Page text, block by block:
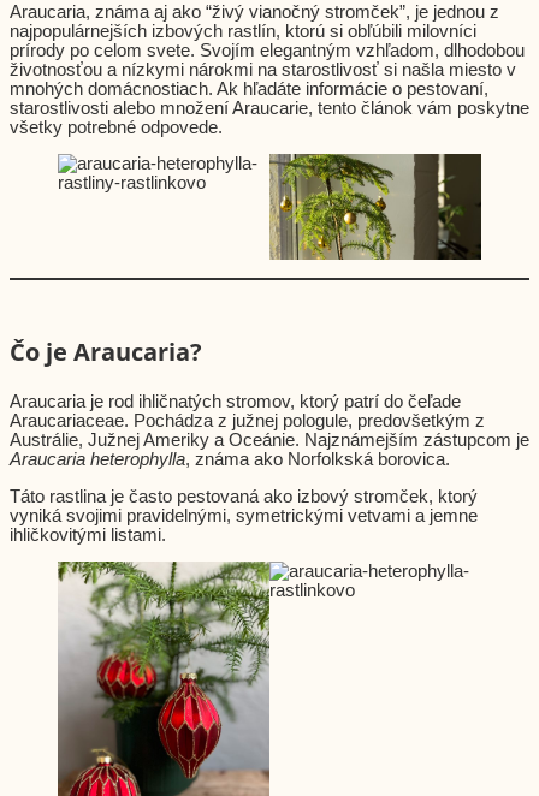
Araucaria, známa aj ako “živý vianočný stromček”, je jednou z
najpopulárnejších izbových rastlín, ktorú si obľúbili milovníci
prírody po celom svete. Svojím elegantným vzhľadom, dlhodobou
životnosťou a nízkymi nárokmi na starostlivosť si našla miesto v
mnohých domácnostiach. Ak hľadáte informácie o pestovaní,
starostlivosti alebo množení Araucarie, tento článok vám poskytne
všetky potrebné odpovede.
Čo je Araucaria?
Araucaria je rod ihličnatých stromov, ktorý patrí do čeľade
Araucariaceae. Pochádza z južnej pologule, predovšetkým z
Austrálie, Južnej Ameriky a Oceánie. Najznámejším zástupcom je
Araucaria heterophylla, známa ako Norfolkská borovica.
Táto rastlina je často pestovaná ako izbový stromček, ktorý
vyniká svojimi pravidelnými, symetrickými vetvami a jemne
ihličkovitými listami.